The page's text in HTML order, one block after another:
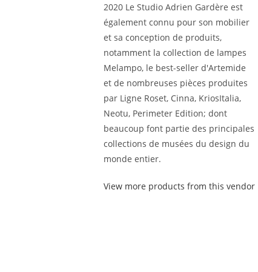
2020 Le Studio Adrien Gardère est
également connu pour son mobilier
et sa conception de produits,
notamment la collection de lampes
Melampo, le best-seller d'Artemide
et de nombreuses pièces produites
par Ligne Roset, Cinna, KriosItalia,
Neotu, Perimeter Edition; dont
beaucoup font partie des principales
collections de musées du design du
monde entier.
View more products from this vendor